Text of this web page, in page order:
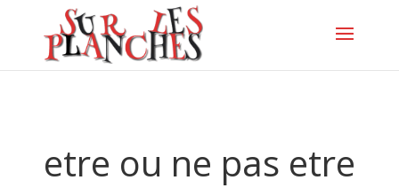
etre ou ne pas etre